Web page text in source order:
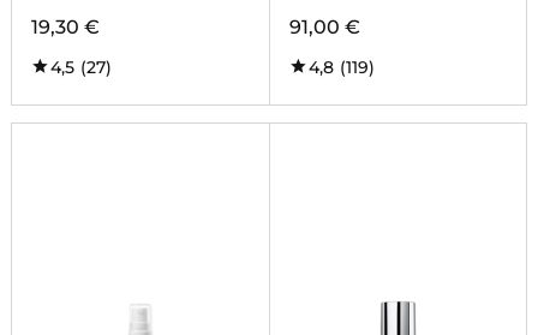
19,30 €
4,5 (27)
91,00 €
4,8 (119)